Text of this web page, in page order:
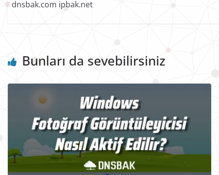
dnsbak.com ipbak.net
Bunları da sevebilirsiniz